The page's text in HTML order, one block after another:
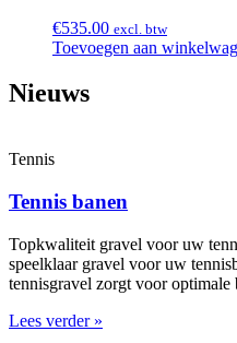
€535.00 excl. btw
Toevoegen aan
Nieuws
Tennis
Tennis banen
Topkwaliteit gravel voor uw
speelklaar gravel voor uw
tennisgravel zorgt voor optimale
Lees verder »